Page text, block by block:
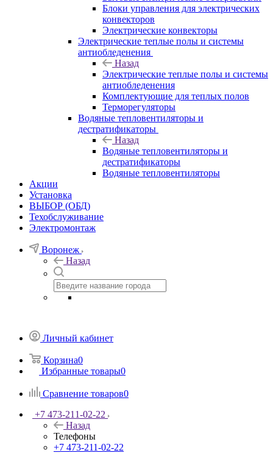
Блоки управления для электрических
конвекторов
Электрические конвекторы
Электрические теплые полы и системы
антиобледенения
Назад
Электрические теплые полы и системы
антиобледенения
Комплектующие для теплых полов
Терморегуляторы
Водяные тепловентиляторы и
дестратификаторы
Назад
Водяные тепловентиляторы и
дестратификаторы
Водяные тепловентиляторы
Акции
Установка
ВЫБОР (ОБД)
Техобслуживание
Электромонтаж
Воронеж
Назад
Личный кабинет
Корзина0
Избранные товары0
Сравнение товаров0
+7 473-211-02-22
Назад
Телефоны
+7 473-211-02-22